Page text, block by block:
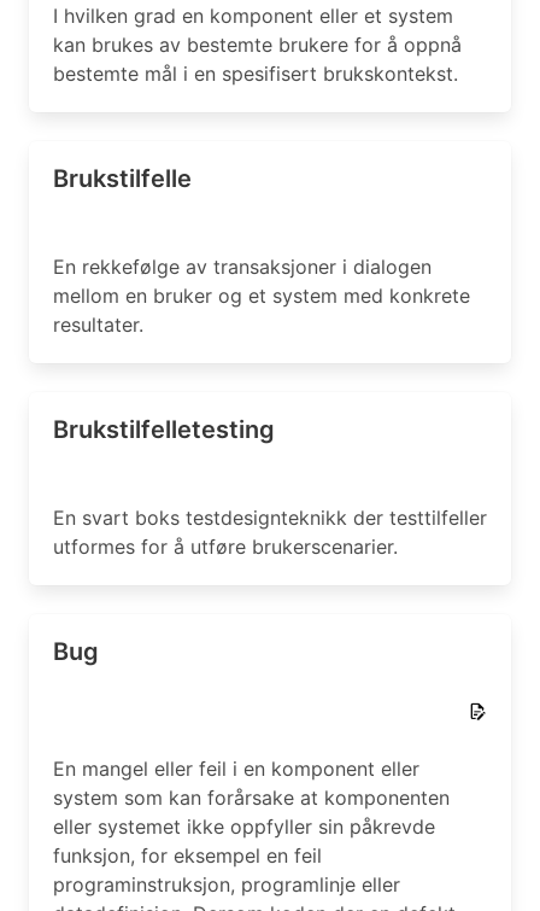
I hvilken grad en komponent eller et system
kan brukes av bestemte brukere for å oppnå
bestemte mål i en spesifisert brukskontekst.
Brukstilfelle
En rekkefølge av transaksjoner i dialogen
mellom en bruker og et system med konkrete
resultater.
Brukstilfelletesting
En svart boks testdesignteknikk der testtilfeller
utformes for å utføre brukerscenarier.
Bug
En mangel eller feil i en komponent eller
system som kan forårsake at komponenten
eller systemet ikke oppfyller sin påkrevde
funksjon, for eksempel en feil
programinstruksjon, programlinje eller